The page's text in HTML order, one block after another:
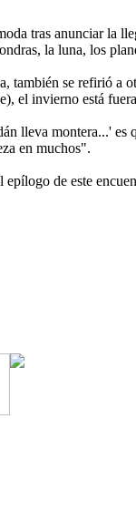
tras anunciar la
la luna, los
también se refirió
el invierno está
lleva montera...' es
en muchos".
epílogo de este